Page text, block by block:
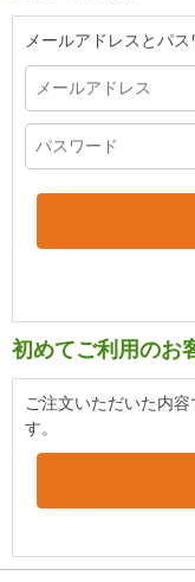
メールアドレスとパ
初めてご利用のお
ご注文いただいた内
す。